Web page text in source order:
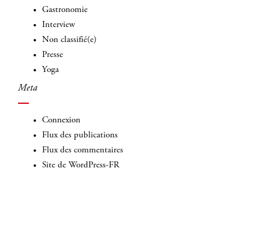
Gastronomie
Interview
Non classifié(e)
Presse
Yoga
Meta
Connexion
Flux des publications
Flux des commentaires
Site de WordPress-FR